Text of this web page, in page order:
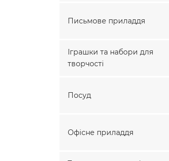
Письмове приладдя
Іграшки та набори для
творчості
Посуд
Офісне приладдя